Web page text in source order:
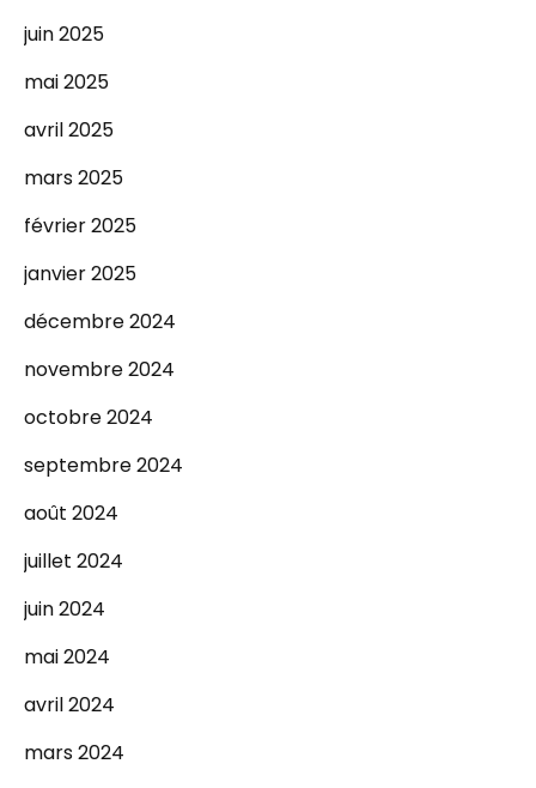
juin 2025
mai 2025
avril 2025
mars 2025
février 2025
janvier 2025
décembre 2024
novembre 2024
octobre 2024
septembre 2024
août 2024
juillet 2024
juin 2024
mai 2024
avril 2024
mars 2024